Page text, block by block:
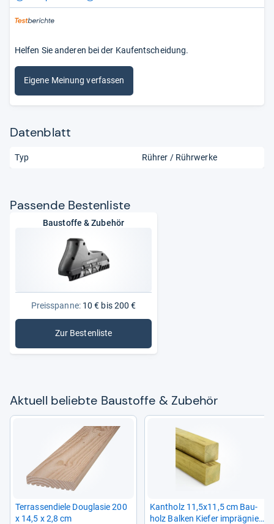
Helfen Sie anderen bei der Kaufentscheidung.
Eigene Meinung verfassen
Datenblatt
Typ Rührer / Rührwerke
Pas­sende Bes­ten­liste
Baustoffe & Zubehör
Preisspanne:10 € bis 200 €
Zur Bestenliste: Baustoffe & Zubehör
Aktu­ell beliebte Bau­stoffe & Zube­hör
Ter­ras­sen­diele Dou­gla­sie 200
x 14,5 x 2,8 cm
Kant­holz 11,5x11,5 cm Bau­
holz Bal­ken Kie­fer imprä­gniert